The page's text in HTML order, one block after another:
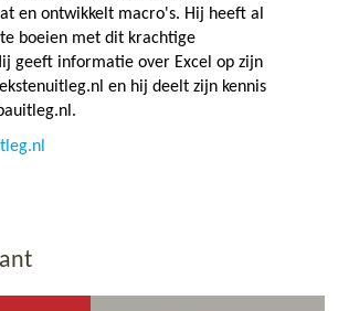
en ontwikkelt macro's. Hij heeft al
boeien met dit krachtige
geeft informatie over Excel op zijn
en hij deelt zijn kennis